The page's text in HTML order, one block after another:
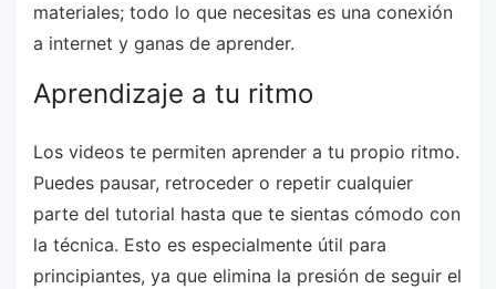
materiales; todo lo que necesitas es una conexión
a internet y ganas de aprender.
Aprendizaje a tu ritmo
Los videos te permiten aprender a tu propio ritmo.
Puedes pausar, retroceder o repetir cualquier
parte del tutorial hasta que te sientas cómodo con
la técnica. Esto es especialmente útil para
principiantes, ya que elimina la presión de seguir el